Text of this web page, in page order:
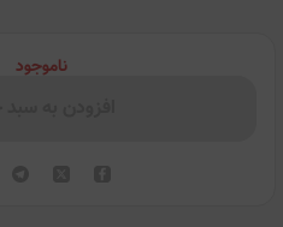
ناموجود